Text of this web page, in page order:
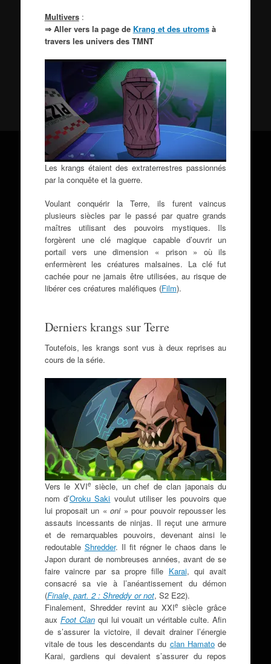
Multivers:
⇒ Aller vers la page de Krang et des utromsà
travers les univers des TMNT
Les krangs étaient des extraterrestres passionnés
par la conquête et la guerre.
Voulant conquérir la Terre, ils furent vaincus
plusieurs siècles par le passé par quatre grands
maîtres utilisant des pouvoirs mystiques. Ils
forgèrent une clé magique capable d’ouvrir un
portail vers une dimension « prison » où ils
enfermèrent les créatures malsaines. La clé fut
cachée pour ne jamais être utilisées, au risque de
libérer ces créatures maléfiques (Film).
Derniers krangs sur Terre
Toutefois, les krangs sont vus à deux reprises au
cours de la série.
Vers le XVIe siècle, un chef de clan japonais du
nom d’Oroku Saki voulut utiliser les pouvoirs que
lui proposait un «oni» pour pouvoir repousser les
assauts incessants de ninjas. Il reçut une armure
et de remarquables pouvoirs, devenant ainsi le
redoutable Shredder. Il fit régner le chaos dans le
Japon durant de nombreuses années, avant de se
faire vaincre par sa propre fille Karai, qui avait
consacré sa vie à l’anéantissement du démon
(Finale, part. 2 : Shreddy or not, S2 E22).
Finalement, Shredder revint au XXIe siècle grâce
aux Foot Clanqui lui vouait un véritable culte. Afin
de s’assurer la victoire, il devait drainer l’énergie
vitale de tous les descendants du clan Hamato de
Karai, gardiens qui devaient s’assurer du repos